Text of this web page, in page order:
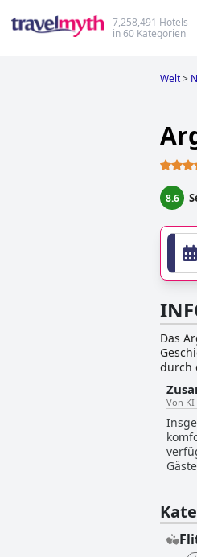
7,258,491 Hotels
in 60 Kategorien
Welt>
8.6
Das
durch
Von KI